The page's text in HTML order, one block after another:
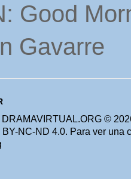
Good
Gavarre
©
NC-ND 4.0. Para ver una